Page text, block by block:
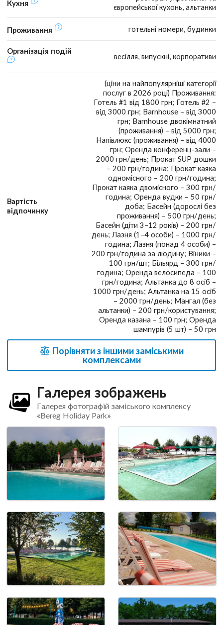
Кухня
європейської кухонь, альтанки
Проживання готельні номери, будинки
Організація подій
весілля, випускні, корпоративи
Вартість
відпочинку
(ціни на найпопулярніші категорії
послуг в 2026 році) Проживання:
Готель #1 від 1800 грн; Готель #2 –
від 3000 грн; Barnhouse – від 3000
грн; Barnhouse двокімнатний
(проживання) – від 5000 грн;
Напівлюкс (проживання) – від 4000
грн; Оренда конференц-зали –
2000 грн/день; Прокат SUP дошки
– 200 грн/година; Прокат каяка
одномісного – 200 грн/година;
Прокат каяка двомісного – 300 грн/
година; Оренда вудки – 50 грн/
доба; Басейн (дорослі без
проживання) – 500 грн/день;
Басейн (діти 3–12 років) – 200 грн/
день; Лазня (1–4 особи) – 1000 грн/
година; Лазня (понад 4 особи) –
200 грн/година за людину; Віники –
100 грн/шт; Більярд – 300 грн/
година; Оренда велосипеда – 100
грн/година; Альтанка до 8 осіб –
1000 грн/день; Альтанка на 15 осіб
– 2000 грн/день; Мангал (без
альтанки) – 200 грн/користування;
Оренда казана – 100 грн; Оренда
шампурів (5 шт) – 50 грн
Порівняти з іншими заміськими
комплексами
Галерея зображень
Галерея фотографій заміського комплексу
«Bereg Holiday Park»